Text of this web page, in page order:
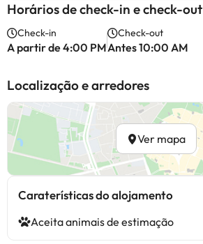
Horários de check-in e check-out
Check-in
A partir de 4:00 PM
Check-out
Antes 10:00 AM
Localização e arredores
Ver mapa
Caraterísticas do alojamento
Aceita animais de estimação